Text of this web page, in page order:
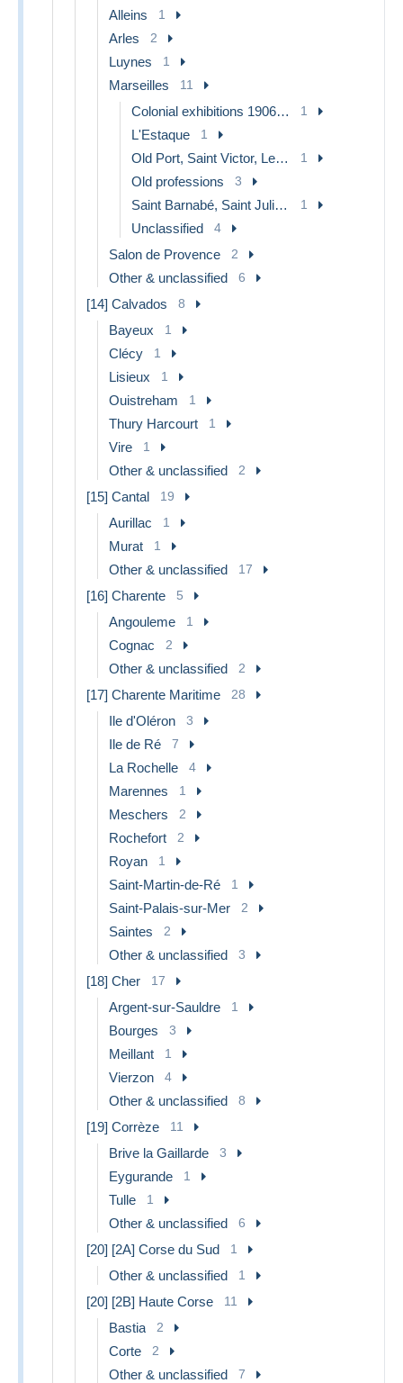
Alleins 1
Arles 2
Luynes 1
Marseilles 11
Colonial exhibitions 1906 - 1922 1
L'Estaque 1
Old Port, Saint Victor, Le Panier 1
Old professions 3
Saint Barnabé, Saint Julien, Montolivet 1
Unclassified 4
Salon de Provence 2
Other & unclassified 6
[14] Calvados 8
Bayeux 1
Clécy 1
Lisieux 1
Ouistreham 1
Thury Harcourt 1
Vire 1
Other & unclassified 2
[15] Cantal 19
Aurillac 1
Murat 1
Other & unclassified 17
[16] Charente 5
Angouleme 1
Cognac 2
Other & unclassified 2
[17] Charente Maritime 28
Ile d'Oléron 3
Ile de Ré 7
La Rochelle 4
Marennes 1
Meschers 2
Rochefort 2
Royan 1
Saint-Martin-de-Ré 1
Saint-Palais-sur-Mer 2
Saintes 2
Other & unclassified 3
[18] Cher 17
Argent-sur-Sauldre 1
Bourges 3
Meillant 1
Vierzon 4
Other & unclassified 8
[19] Corrèze 11
Brive la Gaillarde 3
Eygurande 1
Tulle 1
Other & unclassified 6
[20] [2A] Corse du Sud 1
Other & unclassified 1
[20] [2B] Haute Corse 11
Bastia 2
Corte 2
Other & unclassified 7